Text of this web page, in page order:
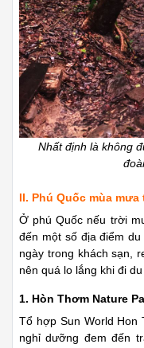
Nhất định là không
II. Phú Quốc mùa
Ở phú Quốc nếu trời
đến một số địa điểm
ngày trong khách sạn,
nên quá lo lắng khi đi
1. Hòn Thơm Nature
Tổ hợp Sun World Hon
nghỉ dưỡng đem đến